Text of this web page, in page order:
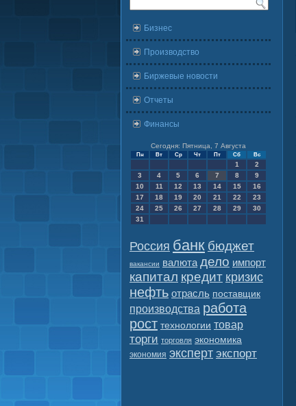
Бизнес
Производство
Биржевые новости
Отчеты
Финансы
Сегодня: Пятница, 7 Августа
Пн Вт Ср Чт Пт Сб Вс
1
2
3
4 5 6 7 8
9
10
11 12 13 14 15
16
17
18 19 20 21 22
23
24
25 26 27 28 29
30
31
Россия банк бюджет
вакансии валюта дело импорт
капитал кредит кризис
нефть отрасль поставщик
производства работа
рост технологии товар
торги торговля экономика
экономия эксперт экспорт